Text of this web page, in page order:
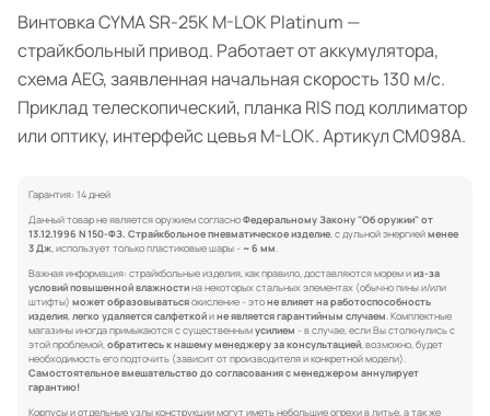
Винтовка CYMA SR-25K M-LOK Platinum —
страйкбольный привод. Работает от аккумулятора,
схема AEG, заявленная начальная скорость 130 м/с.
Приклад телескопический, планка RIS под коллиматор
или оптику, интерфейс цевья M-LOK. Артикул CM098A.
Гарантия: 14 дней
Данный товар не является оружием согласноФедеральному Закону "Об оружии" от
13.12.1996 N 150-ФЗ. Страйкбольное пневматическое изделие, с дульной энергиейменее
3 Дж, использует только пластиковые шары - ~ 6 мм.
Важная информация: страйкбольные изделия, как правило, доставляются морем ииз-за
условий повышенной влажностина некоторых стальных элементах (обычно пины и/или
штифты) может образовыватьсяокисление - этоне влияет на работоспособность
изделия,легко удаляется салфеткойине является гарантийным случаем. Комплектные
магазины иногда примыкаются с существеннымусилием - в случае, если Вы столкнулись с
этой проблемой,обратитесь к нашему менеджеру за консультацией, возможно, будет
необходимость его подточить (зависит от производителя и конкретной модели).
Самостоятельное вмешательство до согласования с менеджером аннулирует
гарантию!
Корпусы и отдельные узлы конструкции могут иметь небольшие огрехи в литье, а так же